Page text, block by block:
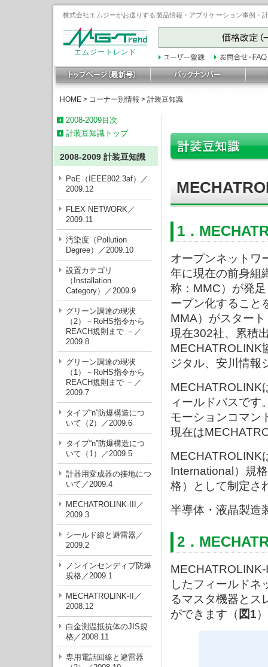
株式会社エムジーがお送りする製品情報・アプリケーション事例
エムジートレンド
HOME > コーナー別情報 > 計装豆知識
2008-2009目次
計装豆知識トップ
2008-2009 計装豆知識
PoE（IEEE802.3af）／
2009.12
FLEX NETWORK／
2009.11
汚染度（Pollution
Degree）／2009.10
設置カテゴリ
（Installation
Category）／2009.9
グリーン調達の現状
（2）－RoHS指令から
REACH規則まで －／
2009.8
グリーン調達の現状
（1）－RoHS指令から
REACH規則まで －／
2009.7
タイプ“n”防爆構造につ
いて（2）／2009.6
タイプ“n”防爆構造につ
いて（1）／2009.5
計器用変成器の接地につ
いて／2009.4
MECHATROLINK-III／
2009.3
シールド線と避雷器／
2009.2
ノンインセンディブ防爆
規格／2009.1
MECHATROLINK-II／
2008.12
白金測温抵抗体のJIS規
格／2008.11
専用電話回線と避雷器
1．
オープンネットワ
年に現在の前身組
称：MMC）が発
ープン化すること
MMA）がスター
現在302社、累積
MECHATROLINK
ジタル、安川情報
MECHATROLINK
ィールドバスです
モーションコマン
現在は
MECHATROLINK
International）規
格）として制定さ
半導体・液晶製造
2．
したフィールドネ
るマスタ機器とス
ができます（ 図1